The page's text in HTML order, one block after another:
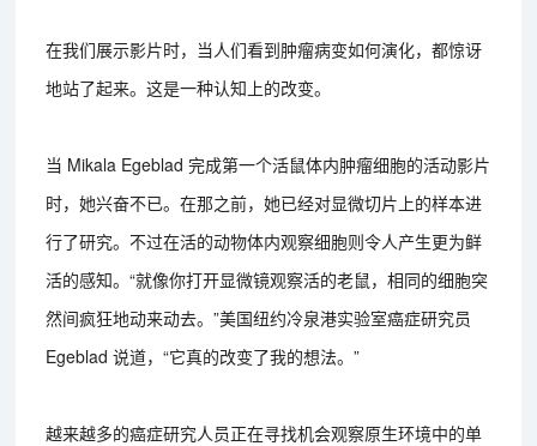
在我们展示影片时，当人们看到肿瘤病变如何演化，都惊讶
地站了起来。这是一种认知上的改变。
当 Mikala Egeblad 完成第一个活鼠体内肿瘤细胞的活动影片
时，她兴奋不已。在那之前，她已经对显微切片上的样本进
行了研究。不过在活的动物体内观察细胞则令人产生更为鲜
活的感知。“就像你打开显微镜观察活的老鼠，相同的细胞突
然间疯狂地动来动去。”美国纽约冷泉港实验室癌症研究员
Egeblad 说道，“它真的改变了我的想法。”
越来越多的癌症研究人员正在寻找机会观察原生环境中的单